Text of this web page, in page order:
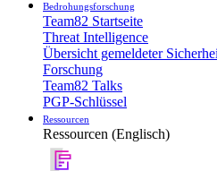
Bedrohungsforschung
Team82 Startseite
Threat Intelligence
Übersicht gemeldeter
Forschung
Team82 Talks
PGP-Schlüssel
Ressourcen
Ressourcen (Englisch)